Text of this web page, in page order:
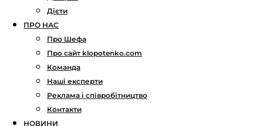
Дієти
ПРО НАС
Про Шефа
Про сайт klopotenko.com
Команда
Наші експерти
Реклама і співробітництво
Контакти
НОВИНИ